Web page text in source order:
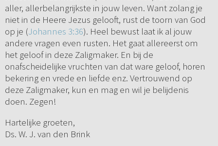
aller, allerbelangrijkste in jouw leven. Want zolang je
niet in de Heere Jezus gelooft, rust de toorn van God
op je (Johannes 3:36). Heel bewust laat ik al jouw
andere vragen even rusten. Het gaat allereerst om
het geloof in deze Zaligmaker. En bij de
onafscheidelijke vruchten van dat ware geloof, horen
bekering en vrede en liefde enz. Vertrouwend op
deze Zaligmaker, kun en mag en wil je belijdenis
doen. Zegen!
Hartelijke groeten,
Ds. W. J. van den Brink